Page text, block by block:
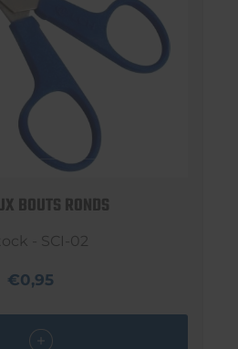
BOUTS RONDS
- SCI-02
€0,95